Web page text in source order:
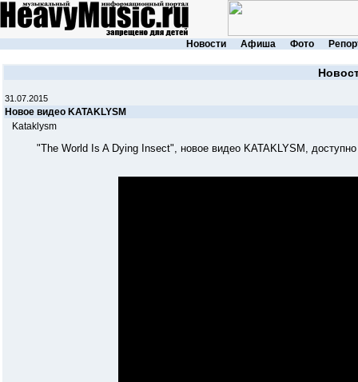
Новости Афиша Фото
31.07.2015
Новое видео KATAKLYSM
Kataklysm
"The World Is A Dying Insect", новое видео KATAKLYSM, доступно